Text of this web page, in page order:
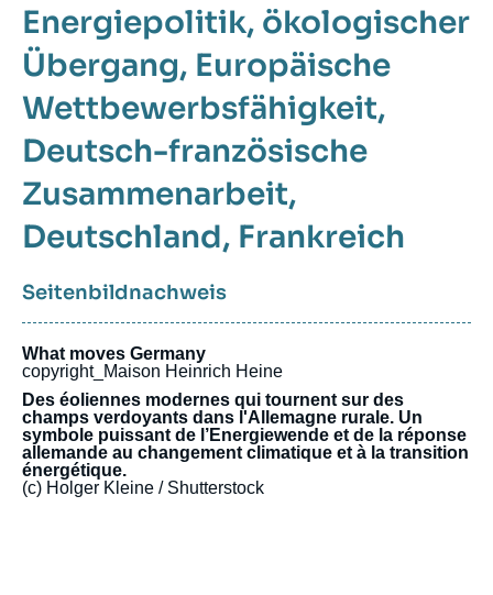
Energiepolitik ökologischer
Übergang Europäische
Wettbewerbsfähigkeit
Deutsch-französische
Zusammenarbeit
Deutschland Frankreich
Seitenbildnachweis
What moves Germany
copyright_Maison Heinrich Heine
Des éoliennes modernes qui tournent sur des
champs verdoyants dans l'Allemagne rurale. Un
symbole puissant de l’Energiewende et de la réponse
allemande au changement climatique et à la transition
énergétique.
(c) Holger Kleine / Shutterstock